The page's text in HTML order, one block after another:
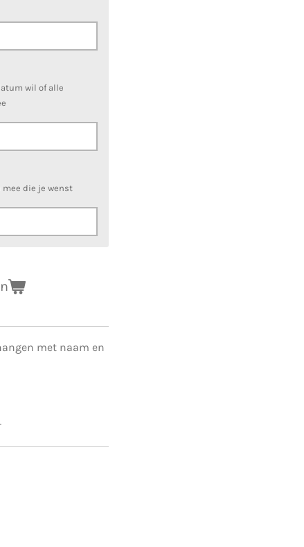
wil of alle
mee die je wenst
met naam en